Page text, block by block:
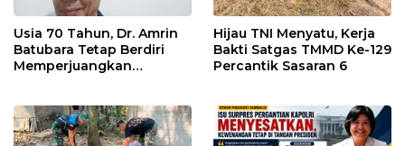
Usia 70 Tahun, Dr. Amrin
Batubara Tetap Berdiri
Memperjuangkan
Hijau TNI Menyatu, Kerja
Bakti Satgas TMMD Ke-129
Percantik Sasaran 6